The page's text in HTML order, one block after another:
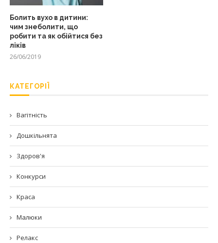
Болить вухо в дитини:
чим знеболити, що
робити та як обійтися без
ліків
26/06/2019
КАТЕГОРІЇ
Вагітність
Дошкільнята
Здоров'я
Конкурси
Краса
Малюки
Релакс